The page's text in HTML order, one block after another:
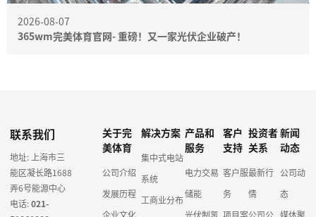
2026-08-07
365wm完美体育官网- 重磅！又一家光伏企业破产！
联系我们
地址: 上海市三
能区凝长路1688
弄6号能源中心
电话:021-
关于完
美体育
公司介绍
发展历程
企业文化
解决方案
集中式电站
系统
工商业分布
产品和
服务
电力交易
储能
光伏制氢
客户
支持
客户服
务
项目案
投资者
关系
最新行
情
公司公
新闻
动态
公司动
态
媒体聚